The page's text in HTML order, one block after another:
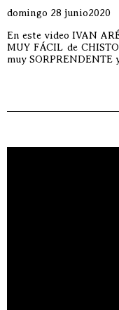
domingo 28 junio2020
En este video IVAN
MUY FÁCIL de
muy SORPRENDENTE